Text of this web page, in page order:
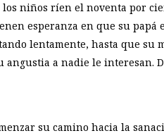
los niños ríen el noventa por
esperanza en que su
lentamente, hasta que
a nadie le interesan.
su camino hacia la